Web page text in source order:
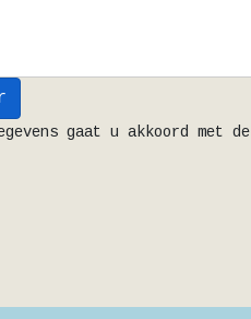
gaat u akkoord met de